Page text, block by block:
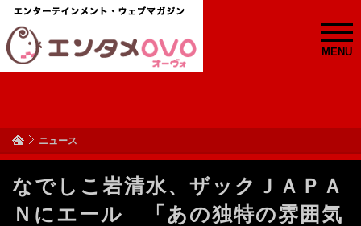
MENU
ニュース
なでしこ岩清水、ザックＪＡＰＡ
Ｎにエール 「あの独特の雰囲気